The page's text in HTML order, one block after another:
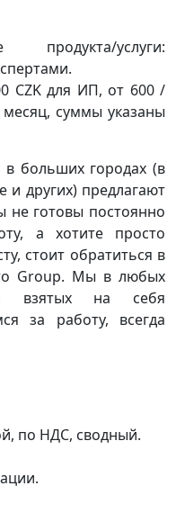
услуги:
CZK для ИП, от 600 /
суммы указаны
в больших городах (в
и других) предлагают
не готовы постоянно
а хотите просто
стоит обратиться в
Group. Мы в любых
взятых на себя
за работу, всегда
по НДС, сводный.